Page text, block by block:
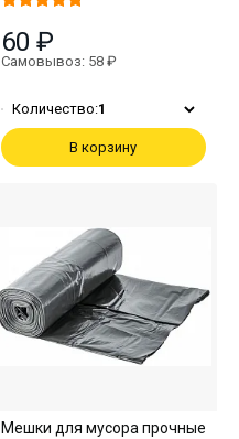
60 ₽
Самовывоз: 58 ₽
Количество:1
В корзину
Мешки для мусора прочные